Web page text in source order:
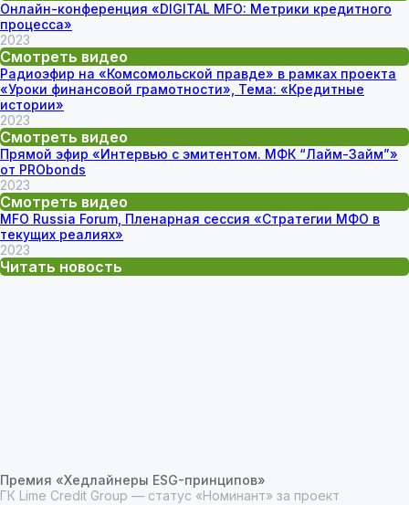
Онлайн-конференция «DIGITAL MFO: Метрики кредитного
процесса»
2023
Смотреть видео
Радиоэфир на «Комсомольской правде» в рамках проекта
«Уроки финансовой грамотности», Тема: «Кредитные
истории»
2023
Смотреть видео
Прямой эфир «Интервью с эмитентом. МФК “Лайм-Займ”»
от PRObonds
2023
Смотреть видео
MFO Russia Forum, Пленарная сессия «Стратегии МФО в
текущих реалиях»
2023
Читать новость
Премия «Хедлайнеры ESG-принципов»
ГК Lime Credit Group — статус «Номинант» за проект